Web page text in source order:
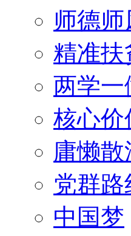
师德师
精准扶
两学一
核心价
庸懒散
党群路
中国梦